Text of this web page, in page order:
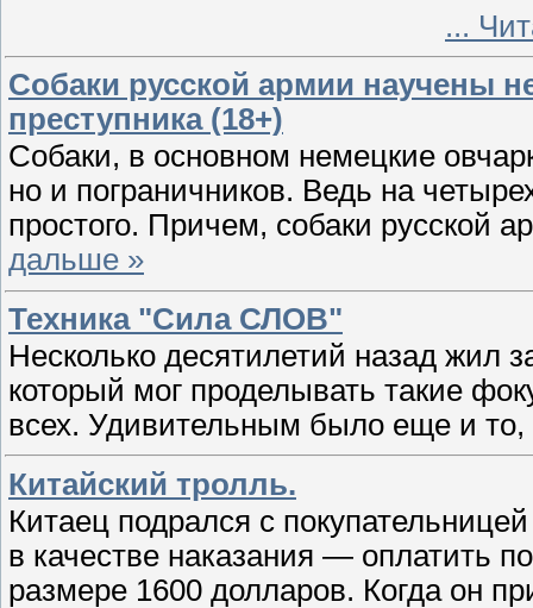
...
Собаки русской армии научены
преступника (18+)
Собаки, в основном немецкие
но и пограничников. Ведь на
простого. Причем, собаки русской
дальше »
Техника "Сила СЛОВ"
Несколько десятилетий назад жил
который мог проделывать такие
всех. Удивительным было еще и
Китайский тролль.
Китаец подрался с
в качестве наказания — оплатить
размере 1600 долларов. Когда он